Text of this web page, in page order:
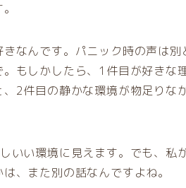
なんです。パニック時の声は
もしかしたら、1件目が好きな
2件目の静かな環境が物足りな
いい環境に見えます。でも、私
、また別の話なんですよね。